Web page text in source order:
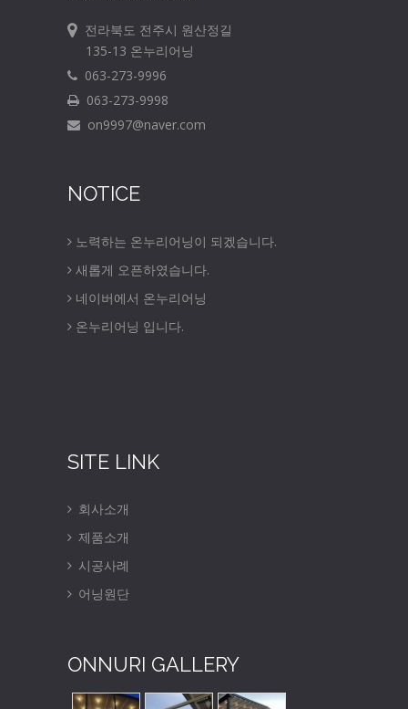
전라북도 전주시 원산정길
135-13 온누리어닝
063-273-9996
063-273-9998
on9997@naver.com
NOTICE
노력하는 온누리어닝이 되겠습니다.
새롭게 오픈하였습니다.
네이버에서 온누리어닝
온누리어닝 입니다.
SITE LINK
회사소개
제품소개
시공사례
어닝원단
ONNURI GALLERY